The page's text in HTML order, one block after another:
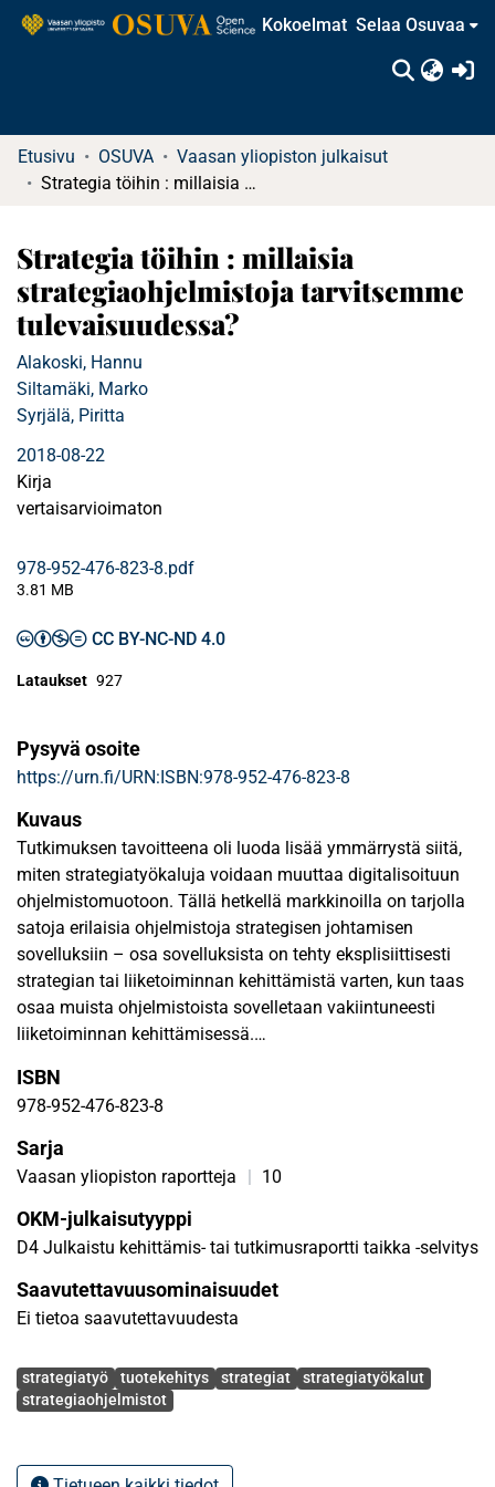
Kokoelmat Selaa Osuvaa
Etusivu OSUVA
Vaasan yliopiston julkaisut
Strategia töihin : millaisia strategiaohjelmistoja tarvitsemme tulevaisuudessa?
Strategia töihin : millaisia
strategiaohjelmistoja tarvitsemme
tulevaisuudessa?
Alakoski, Hannu
Siltamäki, Marko
Syrjälä, Piritta
2018-08-22
Kirja
vertaisarvioimaton
978-952-476-823-8.pdf
3.81 MB
CC BY-NC-ND 4.0
Lataukset 927
Pysyvä osoite
https://urn.fi/URN:ISBN:978-952-476-823-8
Kuvaus
Tutkimuksen tavoitteena oli luoda lisää ymmärrystä siitä,
miten strategiatyökaluja voidaan muuttaa digitalisoituun
ohjelmistomuotoon. Tällä hetkellä markkinoilla on tarjolla
satoja erilaisia ohjelmistoja strategisen johtamisen
sovelluksiin – osa sovelluksista on tehty eksplisiittisesti
strategian tai liiketoiminnan kehittämistä varten, kun taas
osaa muista ohjelmistoista sovelletaan vakiintuneesti
liiketoiminnan kehittämisessä.
Hankkeessa tehtyjen ohjelmistoprototyyppien testauksen
perusteella haastattelemamme pk-yritysten
toimitusjohtajat suhtautuivat positiivisesti erilaisten
strategiaohjelmistojen käyttöön. Laajemman 17
asiantuntijajoukon mielestä strategiaohjelmistojen käytöllä
saavutettava hyöty on sitä suurempi mitä suuremmasta
yrityksestä on kysymys. Lisäksi potentiaalisesti
jäsenet sijaitsevat fyysisesti eri tiloissa, eivätkä kohtaa
toisiaan säännöllisesti. Näiden 17 asiantuntijahaastattelun
tärkeimmät ominaisuudet ovat helppokäyttöisyys ja
yksinkertaisuus.
ISBN
978-952-476-823-8
Sarja
Vaasan yliopiston raportteja | 10
OKM-julkaisutyyppi
D4 Julkaistu kehittämis- tai tutkimusraportti taikka -selvitys
Saavutettavuusominaisuudet
Ei tietoa saavutettavuudesta
Avainsanat
strategiatyö tuotekehitys strategiat
strategiatyökalut
strategiaohjelmistot